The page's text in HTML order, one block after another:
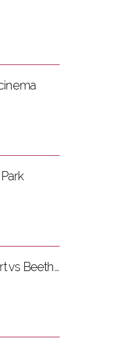
Candlelight: Mozart vs Beethoven